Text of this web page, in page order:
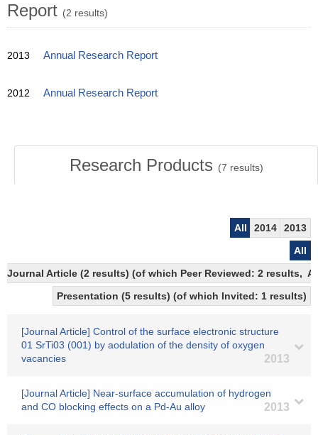
Report (2 results)
2013 Annual Research Report
2012 Annual Research Report
Research Products (7 results)
All 2014
2013
All
Journal Article (2 results) (of which Peer Reviewed: 2 results,
Presentation (5 results) (of which Invited: 1 results)
[Journal Article] Control of the surface electronic structure
01 SrTi03 (001) by aodulation of the density of oxygen
vacancies
2013
[Journal Article] Near-surface accumulation of hydrogen
and CO blocking effects on a Pd-Au alloy
2013